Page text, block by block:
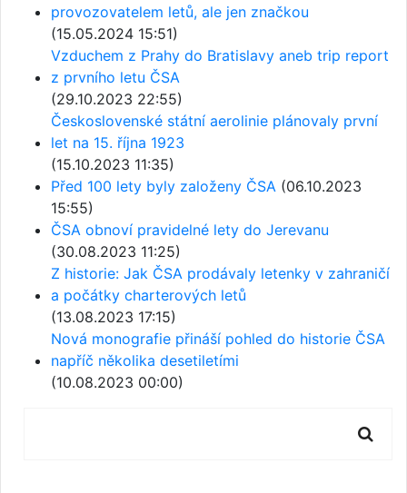
provozovatelem letů, ale jen značkou
(15.05.2024 15:51)
Vzduchem z Prahy do Bratislavy aneb trip report
z prvního letu ČSA
(29.10.2023 22:55)
Československé státní aerolinie plánovaly první
let na 15. října 1923
(15.10.2023 11:35)
Před 100 lety byly založeny ČSA (06.10.2023
15:55)
ČSA obnoví pravidelné lety do Jerevanu
(30.08.2023 11:25)
Z historie: Jak ČSA prodávaly letenky v zahraničí
a počátky charterových letů
(13.08.2023 17:15)
Nová monografie přináší pohled do historie ČSA
napříč několika desetiletími
(10.08.2023 00:00)